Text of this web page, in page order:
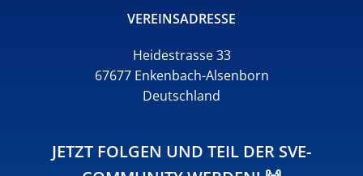
VEREINSADRESSE
Heidestrasse 33
67677 Enkenbach-Alsenborn
Deutschland
JETZT FOLGEN UND TEIL DER SVE-